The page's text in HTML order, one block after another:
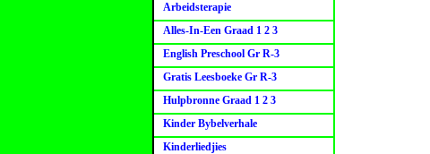
Arbeidsterapie
Alles-In-Een Graad 1 2 3
English Preschool Gr R-3
Gratis Leesboeke Gr R-3
Hulpbronne Graad 1 2 3
Kinder Bybelverhale
Kinderliedjies